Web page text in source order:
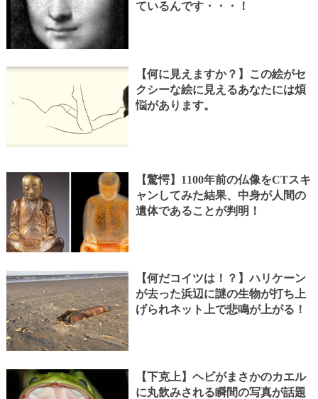
ているんです・・・！
【何に見えますか？】この絵がセ
クシーな絵に見えるあなたには煩
悩があります。
【驚愕】1100年前の仏像をCTスキ
ャンしてみた結果、中身が人間の
遺体であることが判明！
【何だコイツは！？】ハリケーン
が去った浜辺に謎の生物が打ち上
げられネット上で悲鳴が上がる！
【下克上】ヘビがまさかのカエル
に丸飲みされる瞬間の写真が話題